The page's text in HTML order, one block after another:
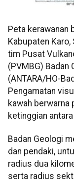
Peta kerawanan
Kabupaten
tim Pusat
(PVMBG)
(ANTARA/HO-
Pengamatan
kawah berwarna
ketinggian
Badan Geologi
dan pendaki,
radius dua
serta radius